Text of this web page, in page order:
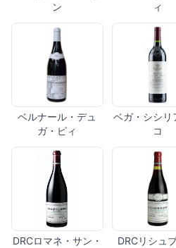
ン
ィ
ベルナール・デュ
ガ・ピィ
ベガ・シシリ
コ
DRCロマネ・サン・
DRCリシュ